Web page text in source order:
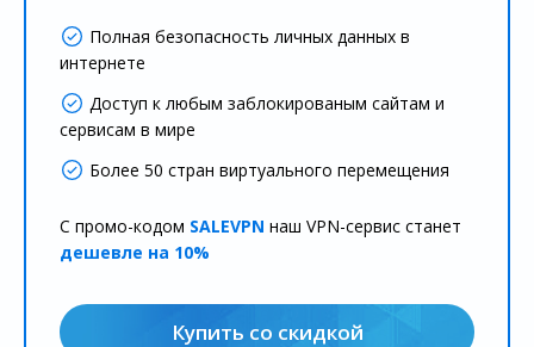
Полная безопасность личных данных в
интернете
Доступ к любым заблокированым сайтам и
сервисам в мире
Более 50 стран виртуального перемещения
С промо-кодом SALEVPN наш VPN-сервис станет
дешевле на 10%
Купить со скидкой